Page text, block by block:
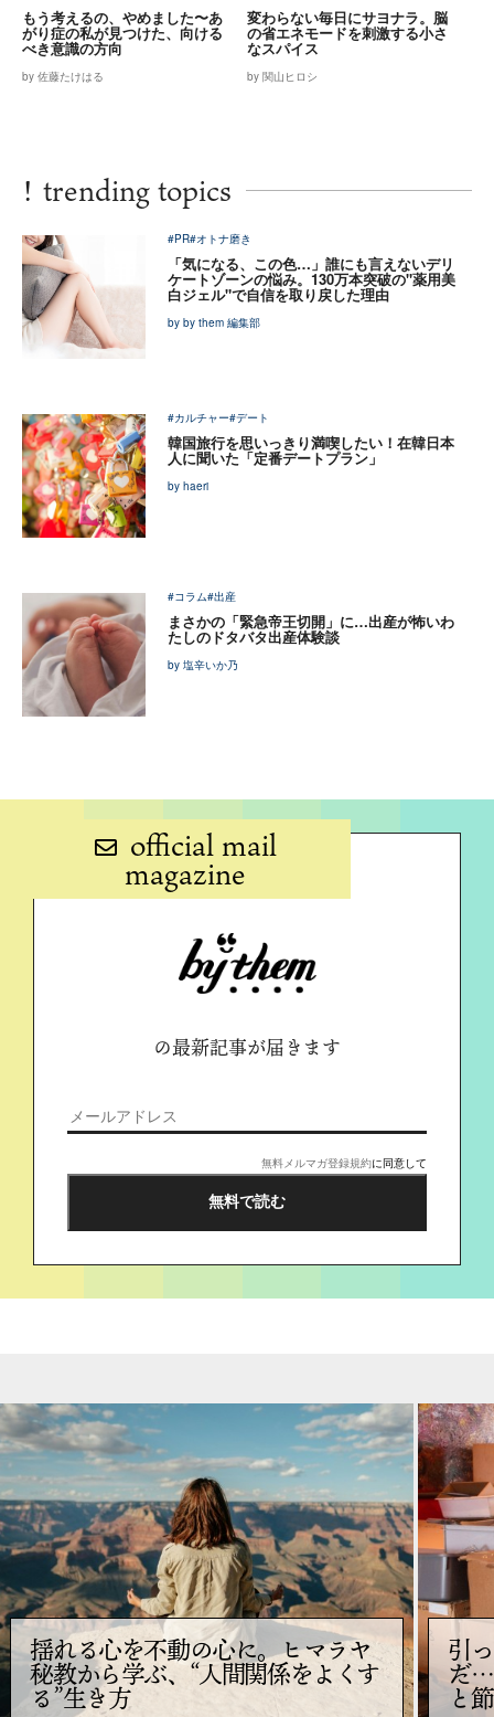
もう考えるの、やめました〜あ
がり症の私が見つけた、向ける
べき意識の方向
by 佐藤たけはる
変わらない毎日にサヨナラ。脳
の省エネモードを刺激する小さ
なスパイス
by 関山ヒロシ
! trending topics
#PR#オトナ磨き
「気になる、この色…」誰にも言えないデリ
ケートゾーンの悩み。130万本突破の"薬用美
白ジェル"で自信を取り戻した理由
by by them 編集部
#カルチャー#デート
韓国旅行を思いっきり満喫したい！在韓日本
人に聞いた「定番デートプラン」
by haeri
#コラム#出産
まさかの「緊急帝王切開」に…出産が怖いわ
たしのドタバタ出産体験談
by 塩辛いか乃
official mail
magazine
の最新記事が届きます
無料メルマガ登録規約に同意して
揺れる心を不動の心に。ヒマラヤ
秘教から学ぶ、“人間関係をよくす
る”生き方
引
だ…
と